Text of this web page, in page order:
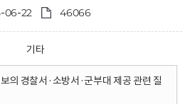
06-22 46066
기타
의 경찰서·소방서·군부대 제공 관련 질